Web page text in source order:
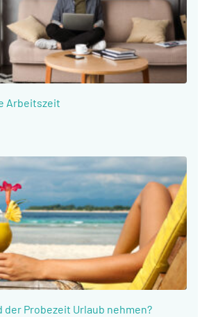
Arbeitszeit
der Probezeit Urlaub nehmen?